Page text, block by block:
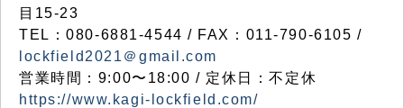
目15-23
TEL：080-6881-4544 / FAX：011-790-6105 /
lockfield2021＠gmail.com
営業時間：9:00〜18:00 / 定休日：不定休
https://www.kagi-lockfield.com/